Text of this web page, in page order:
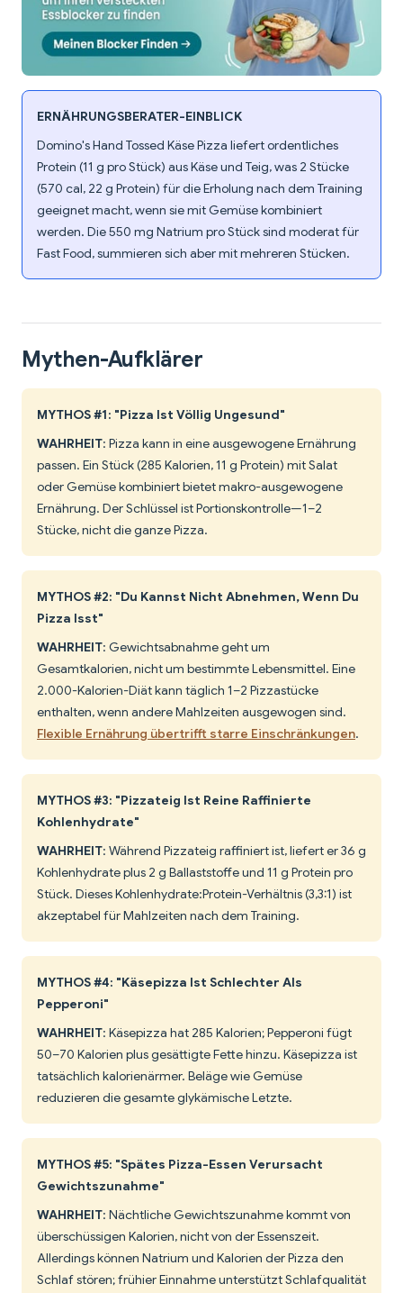
ERNÄHRUNGSBERATER-EINBLICK
Domino's Hand Tossed Käse Pizza liefert ordentliches
Protein (11 g pro Stück) aus Käse und Teig, was 2 Stücke
(570 cal, 22 g Protein) für die Erholung nach dem Training
geeignet macht, wenn sie mit Gemüse kombiniert
werden. Die 550 mg Natrium pro Stück sind moderat für
Fast Food, summieren sich aber mit mehreren Stücken.
Mythen-Aufklärer
MYTHOS #1: "Pizza Ist Völlig Ungesund"
WAHRHEIT: Pizza kann in eine ausgewogene Ernährung
passen. Ein Stück (285 Kalorien, 11 g Protein) mit Salat
oder Gemüse kombiniert bietet makro-ausgewogene
Ernährung. Der Schlüssel ist Portionskontrolle—1–2
Stücke, nicht die ganze Pizza.
MYTHOS #2: "Du Kannst Nicht Abnehmen, Wenn Du
Pizza Isst"
WAHRHEIT: Gewichtsabnahme geht um
Gesamtkalorien, nicht um bestimmte Lebensmittel. Eine
2.000-Kalorien-Diät kann täglich 1–2 Pizzastücke
enthalten, wenn andere Mahlzeiten ausgewogen sind.
Flexible Ernährung übertrifft starre Einschränkungen.
MYTHOS #3: "Pizzateig Ist Reine Raffinierte
Kohlenhydrate"
WAHRHEIT: Während Pizzateig raffiniert ist, liefert er 36 g
Kohlenhydrate plus 2 g Ballaststoffe und 11 g Protein pro
Stück. Dieses Kohlenhydrate:Protein-Verhältnis (3,3:1) ist
akzeptabel für Mahlzeiten nach dem Training.
MYTHOS #4: "Käsepizza Ist Schlechter Als
Pepperoni"
WAHRHEIT: Käsepizza hat 285 Kalorien; Pepperoni fügt
50–70 Kalorien plus gesättigte Fette hinzu. Käsepizza ist
tatsächlich kalorienärmer. Beläge wie Gemüse
reduzieren die gesamte glykämische Letzte.
MYTHOS #5: "Spätes Pizza-Essen Verursacht
Gewichtszunahme"
WAHRHEIT: Nächtliche Gewichtszunahme kommt von
überschüssigen Kalorien, nicht von der Essenszeit.
Allerdings können Natrium und Kalorien der Pizza den
Schlaf stören; frühier Einnahme unterstützt Schlafqualität